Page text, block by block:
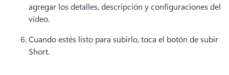
agregar los detalles, descripción y configuraciones del
vídeo.
Cuando estés listo para subirlo, toca el botón de subir
Short.